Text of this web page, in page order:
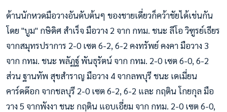
ด้านนักหวดมือวางอันดับต้นๆ ของชายเดี่ยวก็คว้าชัยได้เช่นกัน
โดย "บูม" กษิดิศ สำเร็จ มือวาง 2 จาก กทม. ชนะ ลีโอ วิฑูรย์เธียร
จากสมุทรปราการ 2-0 เซต 6-2, 6-2 คงทรัพย์ คงคา มือวาง 3
จาก กทม. ชนะ พลัฏฐ์ พันธุรัตน์ จาก กทม. 2-0 เซต 6-0, 6-2
ส่วน ฐานทัพ สุขสำราญ มือวาง 4 จากลพบุรี ชนะ เดเมี่ยน
คาร์ดด๊อก จากชลบุรี 2-0 เซต 6-2, 6-2 และ กฤติน โกยกุล มือ
วาง 5 จากพังงา ชนะ กฤติน แอบเอี่ยม จาก กทม. 2-0 เซต 6-0,